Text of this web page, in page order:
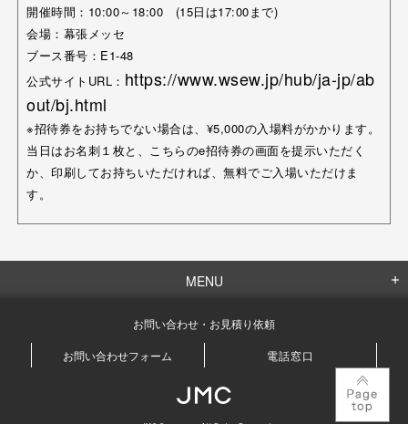
開催時間：10:00～18:00 (15日は17:00まで)
会場：幕張メッセ
ブース番号：E1-48
公式サイトURL： https://www.wsew.jp/hub/ja-jp/ab
out/bj.html
※招待券をお持ちでない場合は、¥5,000の入場料がかかります。
当日はお名刺１枚と、こちらのe招待券の画面を提示いただく
か、印刷してお持ちいただければ、無料でご入場いただけま
す。
MENU
お問い合わせ・お見積り依頼
お問い合わせフォーム 電話窓口